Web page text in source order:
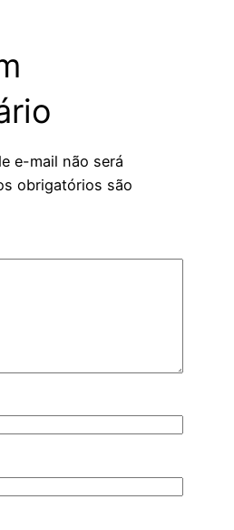
e-mail não será
obrigatórios são